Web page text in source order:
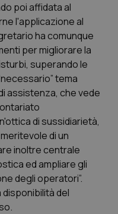
poi affidata al
l'applicazione al
ha comunque
per migliorare la
superando le
tema
assistenza, che vede
di sussidiarietà,
di un
inoltre centrale
ed ampliare gli
degli operatori”.
del